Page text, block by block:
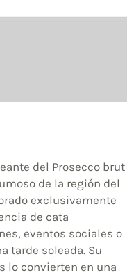
del Prosecco brut
de la región del
exclusivamente
de cata
eventos sociales o
tarde soleada. Su
lo convierten en una